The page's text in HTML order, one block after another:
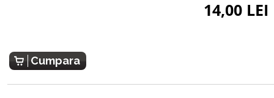
14,00 LEI
Cumpara